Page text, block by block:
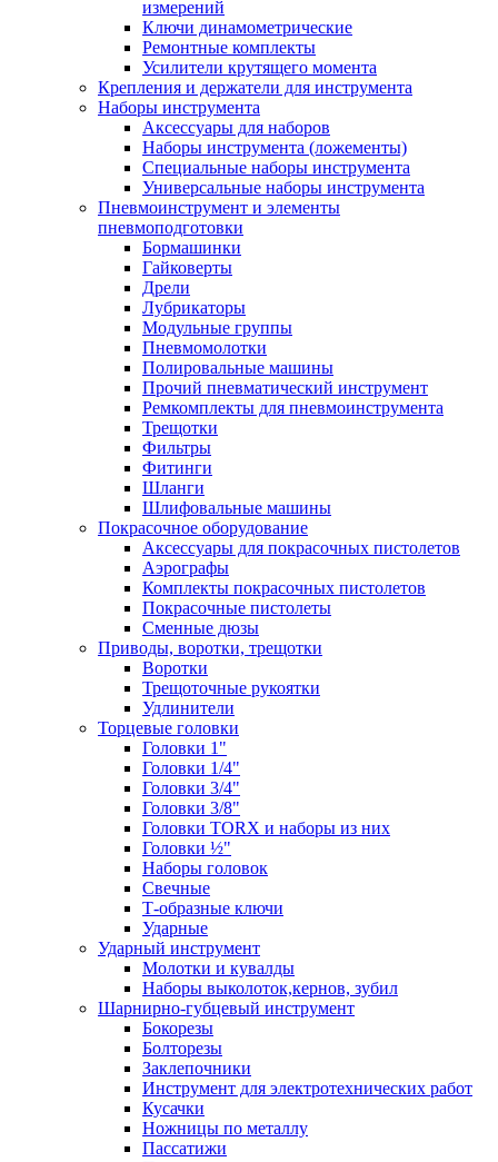
измерений
Ключи динамометрические
Ремонтные комплекты
Усилители крутящего момента
Крепления и держатели для инструмента
Наборы инструмента
Аксессуары для наборов
Наборы инструмента (ложементы)
Специальные наборы инструмента
Универсальные наборы инструмента
Пневмоинструмент и элементы
пневмоподготовки
Бормашинки
Гайковерты
Дрели
Лубрикаторы
Модульные группы
Пневмомолотки
Полировальные машины
Прочий пневматический инструмент
Ремкомплекты для пневмоинструмента
Трещотки
Фильтры
Фитинги
Шланги
Шлифовальные машины
Покрасочное оборудование
Аксессуары для покрасочных пистолетов
Аэрографы
Комплекты покрасочных пистолетов
Покрасочные пистолеты
Сменные дюзы
Приводы, воротки, трещотки
Воротки
Трещоточные рукоятки
Удлинители
Торцевые головки
Головки 1"
Головки 1/4"
Головки 3/4"
Головки 3/8"
Головки TORX и наборы из них
Головки ½"
Наборы головок
Свечные
Т-образные ключи
Ударные
Ударный инструмент
Молотки и кувалды
Наборы выколоток,кернов, зубил
Шарнирно-губцевый инструмент
Бокорезы
Болторезы
Заклепочники
Инструмент для электротехнических работ
Кусачки
Ножницы по металлу
Пассатижи